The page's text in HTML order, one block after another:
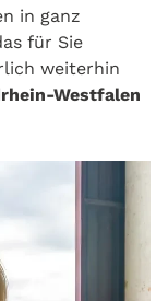
in ganz
für Sie
weiterhin